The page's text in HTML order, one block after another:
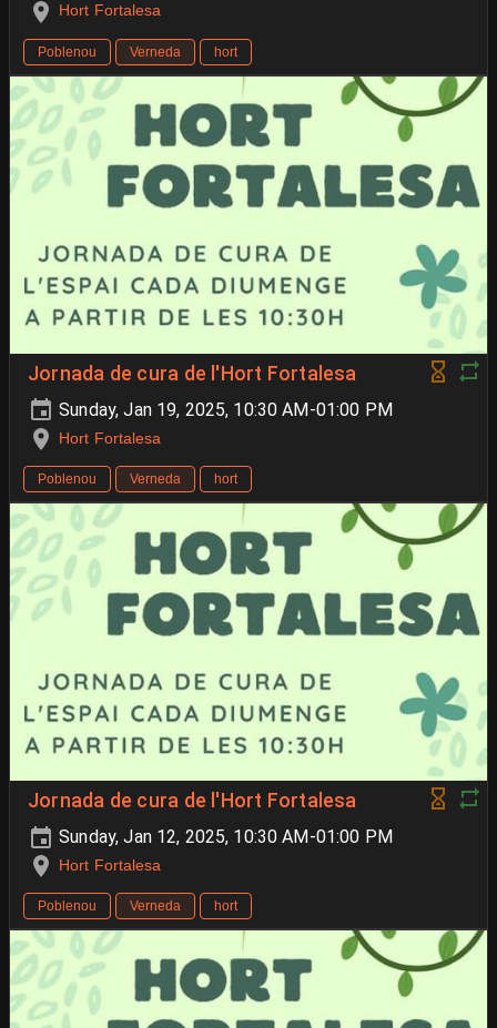
Hort Fortalesa
Poblenou Verneda hort
Jornada de cura de l'Hort Fortalesa
Sunday, Jan 19, 2025, 10:30 AM-01:00 PM
Hort Fortalesa
Poblenou Verneda hort
Jornada de cura de l'Hort Fortalesa
Sunday, Jan 12, 2025, 10:30 AM-01:00 PM
Hort Fortalesa
Poblenou Verneda hort